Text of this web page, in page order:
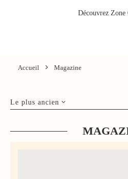
Découvrez Zone
Accueil Magazine
Le plus ancien